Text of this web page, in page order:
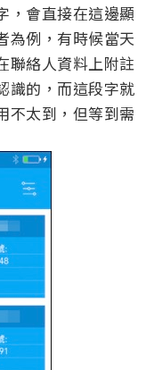
，會直接在這邊顯
為例，有時候當天
聯絡人資料上附註
識的，而這段字就
不太到，但等到需